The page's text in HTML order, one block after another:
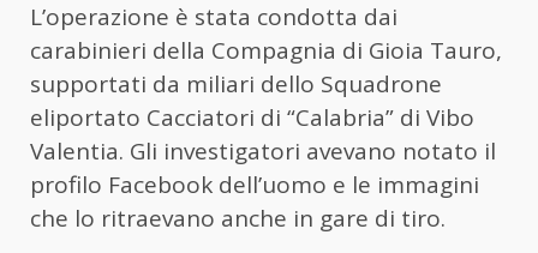
L’operazione è stata condotta dai
carabinieri della Compagnia di Gioia Tauro,
supportati da miliari dello Squadrone
eliportato Cacciatori di “Calabria” di Vibo
Valentia. Gli investigatori avevano notato il
profilo Facebook dell’uomo e le immagini
che lo ritraevano anche in gare di tiro.